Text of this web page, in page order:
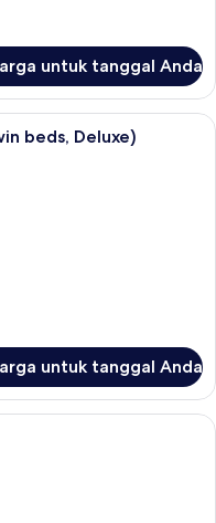
untuk tanggal Anda
beds, Deluxe)
untuk tanggal Anda